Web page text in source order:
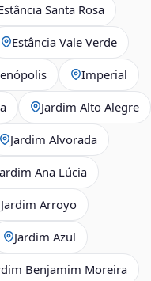
Santa Rosa
Estância Vale Verde
Imperial
Jardim Alto Alegre
Jardim Alvorada
Ana Lúcia
Jardim Arroyo
Jardim Azul
Benjamim Moreira